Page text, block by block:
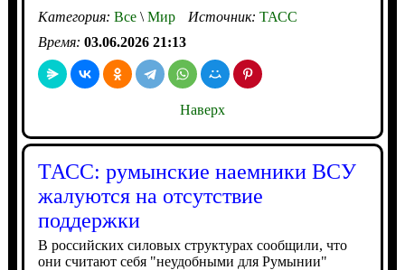
Категория: Все\Мир Источник: ТАСС
Время: 03.06.2026 21:13
Наверх
ТАСС: румынские наемники ВСУ
жалуются на отсутствие
поддержки
В российских силовых структурах сообщили, что
они считают себя "неудобными для Румынии"